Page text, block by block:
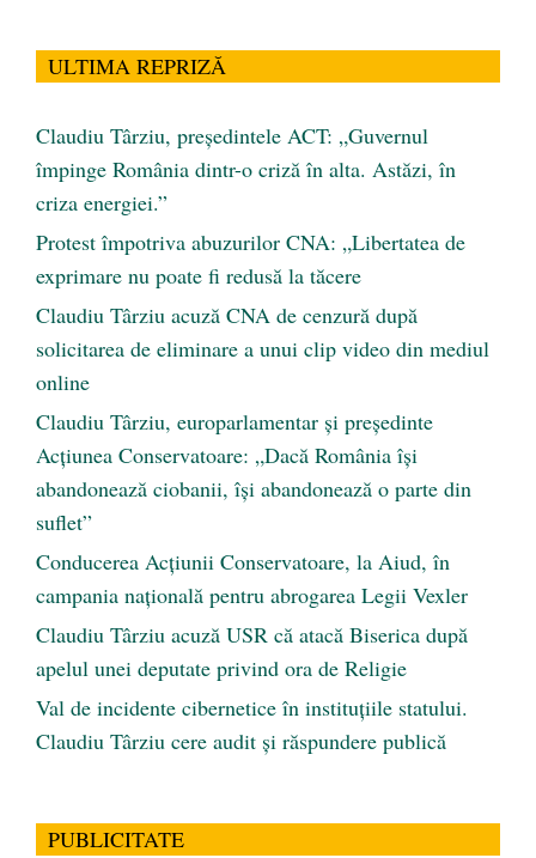
ULTIMA REPRIZĂ
Claudiu Târziu, președintele ACT: „Guvernul
împinge România dintr-o criză în alta. Astăzi, în
criza energiei.”
Protest împotriva abuzurilor CNA: „Libertatea de
exprimare nu poate fi redusă la tăcere
Claudiu Târziu acuză CNA de cenzură după
solicitarea de eliminare a unui clip video din mediul
online
Claudiu Târziu, europarlamentar și președinte
Acțiunea Conservatoare: „Dacă România își
abandonează ciobanii, își abandonează o parte din
suflet”
Conducerea Acțiunii Conservatoare, la Aiud, în
campania națională pentru abrogarea Legii Vexler
Claudiu Târziu acuză USR că atacă Biserica după
apelul unei deputate privind ora de Religie
Val de incidente cibernetice în instituțiile statului.
Claudiu Târziu cere audit și răspundere publică
PUBLICITATE